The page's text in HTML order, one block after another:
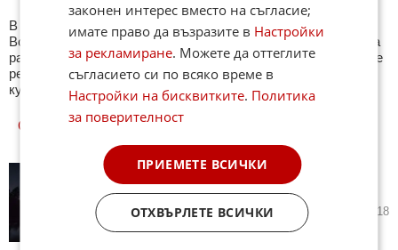
В секция Любопитно ще намерите тематична Куиз рубрика.
Всяка сряда се публикува специализиран куиз с въпроси на
различна тематика. След края на всеки тест може да видите
резултат с верните отговори, които сте натрупали. Другите
куизове може да намерите тук. Успех !
ОЩЕ НОВИНИ ОТ ЛЮБОПИТНО
Зрелище в небето: Персеидите
достигат своя пик
днес в 09:18 ч. 418
законен интерес вместо на съгласие;
имате право да възразите в Настройки
за рекламиране. Можете да оттеглите
съгласието си по всяко време в
Настройки на бисквитките. Политика
за поверителност
ПРИЕМЕТЕ ВСИЧКИ
ОТХВЪРЛЕТЕ ВСИЧКИ